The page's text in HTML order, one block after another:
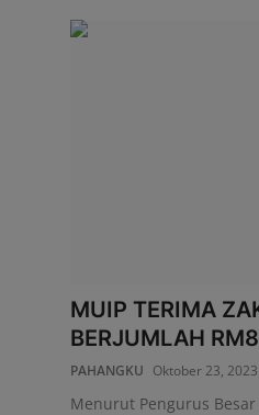
MUIP TERIMA
BERJUMLAH
PAHANGKU Oktober 23, 2023
Menurut Pengurus